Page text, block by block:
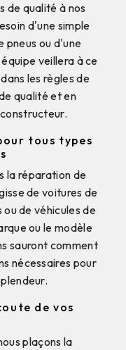
de qualité à nos
d'une simple
pneus ou d'une
veillera à ce
les règles de
qualité et en
tous types
la réparation de
de voitures de
de véhicules de
ou le modèle
sauront comment
nécessaires pour
de vos
plaçons la